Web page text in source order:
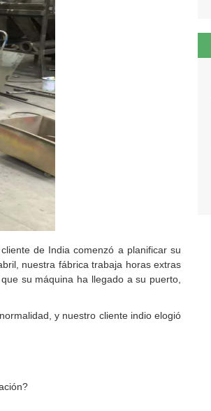
de India comenzó a planificar su
nuestra fábrica trabaja horas extras
su máquina ha llegado a su puerto,
y nuestro cliente indio elogió